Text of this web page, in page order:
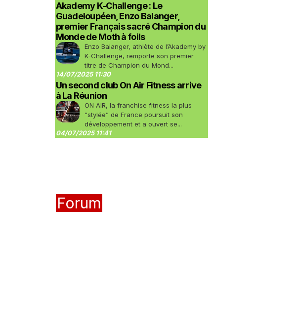
Akademy K-Challenge : Le
Guadeloupéen, Enzo Balanger,
premier Français sacré Champion du
Monde de Moth à foils
Enzo Balanger, athlète de l’Akademy by
K-Challenge, remporte son premier
titre de Champion du Mond...
14/07/2025 11:30
Un second club On Air Fitness arrive
à La Réunion
ON AIR, la franchise fitness la plus
“stylée” de France poursuit son
développement et a ouvert se...
04/07/2025 11:41
Forum